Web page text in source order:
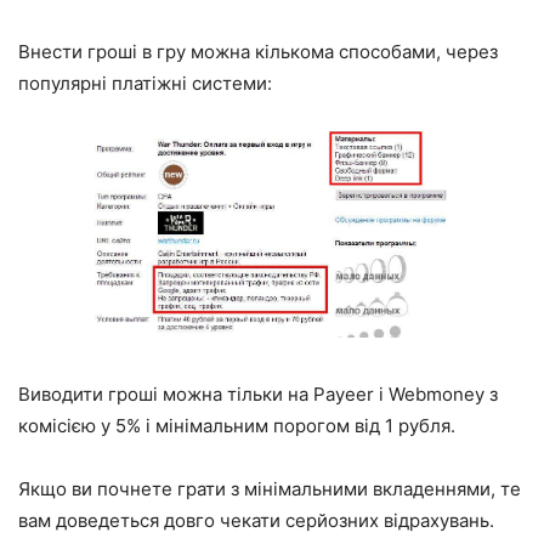
Внести гроші в гру можна кількома способами, через
популярні платіжні системи:
Виводити гроші можна тільки на Payeer і Webmoney з
комісією у 5% і мінімальним порогом від 1 рубля.
Якщо ви почнете грати з мінімальними вкладеннями, те
вам доведеться довго чекати серйозних відрахувань.